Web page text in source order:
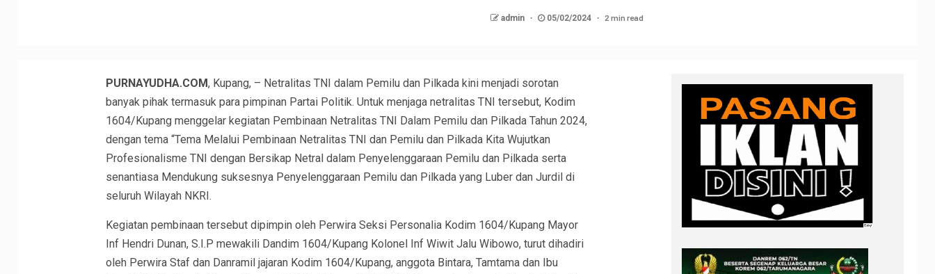
admin 05/02/2024 2 min read
PURNAYUDHA.COM, Kupang, – Netralitas TNI dalam Pemilu dan Pilkada kini menjadi sorotan
banyak pihak termasuk para pimpinan Partai Politik. Untuk menjaga netralitas TNI tersebut, Kodim
1604/Kupang menggelar kegiatan Pembinaan Netralitas TNI Dalam Pemilu dan Pilkada Tahun 2024,
dengan tema “Tema Melalui Pembinaan Netralitas TNI dan Pemilu dan Pilkada Kita Wujutkan
Profesionalisme TNI dengan Bersikap Netral dalam Penyelenggaraan Pemilu dan Pilkada serta
senantiasa Mendukung suksesnya Penyelenggaraan Pemilu dan Pilkada yang Luber dan Jurdil di
seluruh Wilayah NKRI.
Kegiatan pembinaan tersebut dipimpin oleh Perwira Seksi Personalia Kodim 1604/Kupang Mayor
Inf Hendri Dunan, S.I.P mewakili Dandim 1604/Kupang Kolonel Inf Wiwit Jalu Wibowo, turut dihadiri
oleh Perwira Staf dan Danramil jajaran Kodim 1604/Kupang, anggota Bintara, Tamtama dan Ibu